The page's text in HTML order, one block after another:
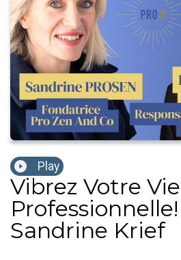
Play
Vibrez Votre Vie
Sandrine Krief